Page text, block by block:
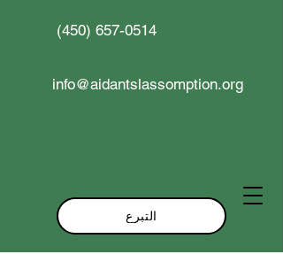
(450) 657-0514
info@aidantslassomption.org
التبرع